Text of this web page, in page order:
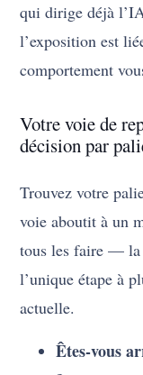
qui dirige déjà
l’exposition est
comportement
Votre voie de
décision par
Trouvez votre
voie aboutit à un
tous les faire — la
l’unique étape à
actuelle.
Êtes-vous